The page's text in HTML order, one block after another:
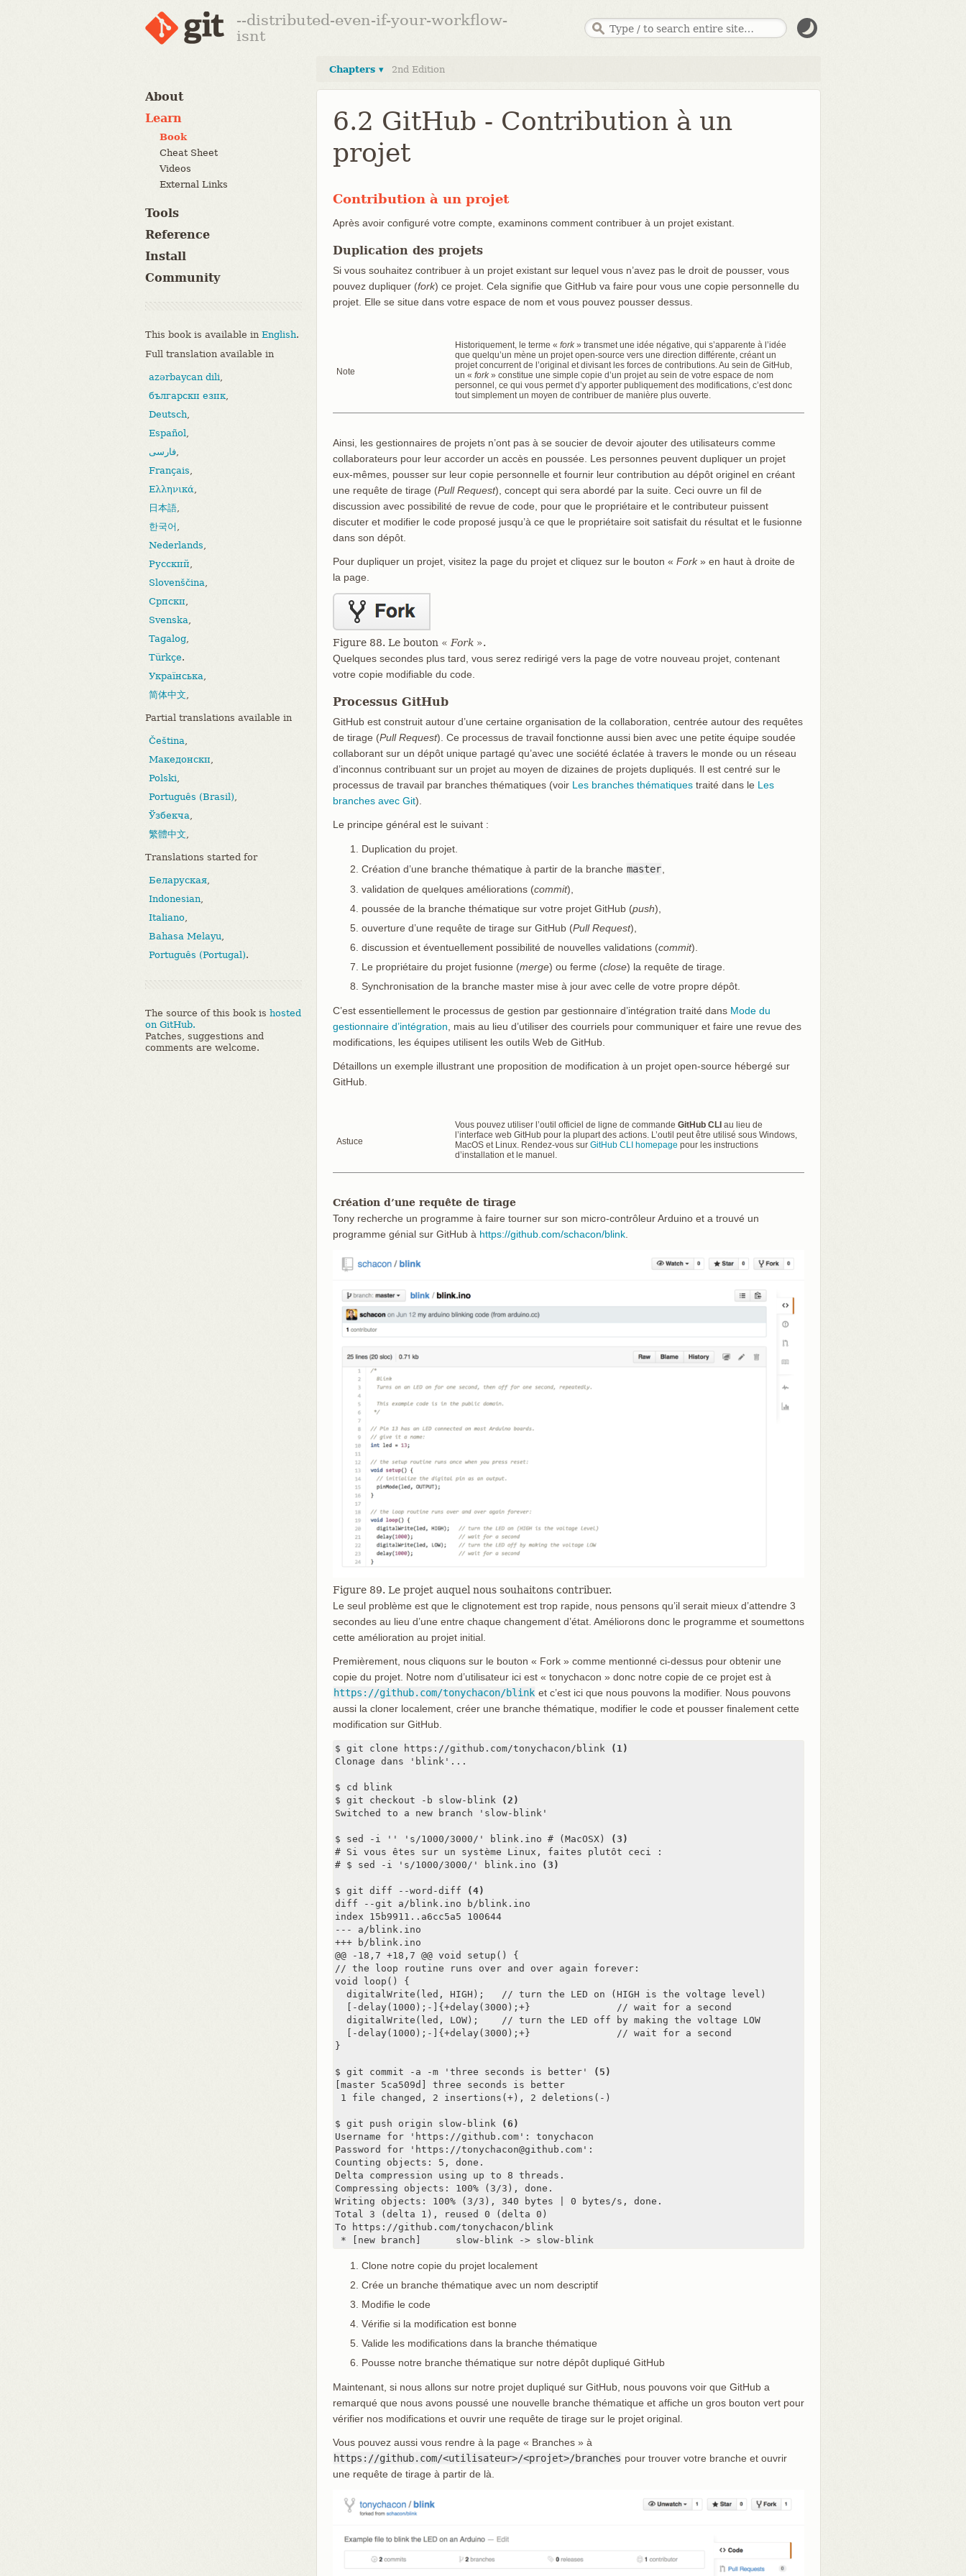
--distributed-even-if-your-workflow-
isnt
About
Learn
Book
Cheat Sheet
Videos
External Links
Tools
Reference
Install
Community
This book is available in English.
Full translation available in
azərbaycan dili,
български език,
Deutsch,
Español,
فارسی,
Français,
Ελληνικά,
日本語,
한국어 ,
Nederlands,
Русский,
Slovenščina,
Српски,
Svenska,
Tagalog,
Türkçe.
Українська,
简体中文,
Partial translations available in
Čeština,
Македонски,
Polski,
Português (Brasil),
Ўзбекча,
繁體中文,
Translations started for
Беларуская,
Indonesian,
Italiano,
Bahasa Melayu,
Português (Portugal).
The source of this book is hosted
on GitHub.
Patches, suggestions and
comments are welcome.
Chapters ▾ 2nd Edition
6.2 GitHub - Contribution à un
projet
Contribution à un projet
Après avoir configuré votre compte, examinons comment contribuer à un projet existant.
Duplication des projets
Si vous souhaitez contribuer à un projet existant sur lequel vous n’avez pas le droit de pousser, vous
pouvez dupliquer (fork) ce projet. Cela signifie que GitHub va faire pour vous une copie personnelle du
projet. Elle se situe dans votre espace de nom et vous pouvez pousser dessus.
Note
Historiquement, le terme « fork» transmet une idée négative, qui s’apparente à l’idée
que quelqu’un mène un projet open-source vers une direction différente, créant un
projet concurrent de l’original et divisant les forces de contributions. Au sein de GitHub,
un « fork» constitue une simple copie d’un projet au sein de votre espace de nom
personnel, ce qui vous permet d’y apporter publiquement des modifications, c’est donc
tout simplement un moyen de contribuer de manière plus ouverte.
Ainsi, les gestionnaires de projets n’ont pas à se soucier de devoir ajouter des utilisateurs comme
collaborateurs pour leur accorder un accès en poussée. Les personnes peuvent dupliquer un projet
eux-mêmes, pousser sur leur copie personnelle et fournir leur contribution au dépôt originel en créant
une requête de tirage (Pull Request), concept qui sera abordé par la suite. Ceci ouvre un fil de
discussion avec possibilité de revue de code, pour que le propriétaire et le contributeur puissent
discuter et modifier le code proposé jusqu’à ce que le propriétaire soit satisfait du résultat et le fusionne
dans son dépôt.
Pour dupliquer un projet, visitez la page du projet et cliquez sur le bouton « Fork» en haut à droite de
la page.
Figure 88. Le bouton « Fork ».
Quelques secondes plus tard, vous serez redirigé vers la page de votre nouveau projet, contenant
votre copie modifiable du code.
Processus GitHub
GitHub est construit autour d’une certaine organisation de la collaboration, centrée autour des requêtes
de tirage (Pull Request). Ce processus de travail fonctionne aussi bien avec une petite équipe soudée
collaborant sur un dépôt unique partagé qu’avec une société éclatée à travers le monde ou un réseau
d’inconnus contribuant sur un projet au moyen de dizaines de projets dupliqués. Il est centré sur le
processus de travail par branches thématiques (voir Les branches thématiques traité dans le Les
branches avec Git).
Le principe général est le suivant :
Duplication du projet.
Création d’une branche thématique à partir de la branche master
validation de quelques améliorations (commit),
poussée de la branche thématique sur votre projet GitHub (push),
ouverture d’une requête de tirage sur GitHub (Pull Request),
discussion et éventuellement possibilité de nouvelles validations (commit).
Le propriétaire du projet fusionne (merge) ou ferme (close) la requête de tirage.
Synchronisation de la branche master mise à jour avec celle de votre propre dépôt.
C’est essentiellement le processus de gestion par gestionnaire d’intégration traité dans Mode du
gestionnaire d’intégration , mais au lieu d’utiliser des courriels pour communiquer et faire une revue des
modifications, les équipes utilisent les outils Web de GitHub.
Détaillons un exemple illustrant une proposition de modification à un projet open-source hébergé sur
GitHub.
Astuce
Vous pouvez utiliser l’outil officiel de ligne de commande GitHub CLI au lieu de
l’interface web GitHub pour la plupart des actions. L’outil peut être utilisé sous Windows,
MacOS et Linux. Rendez-vous sur GitHub CLI homepage pour les instructions
d’installation et le manuel.
Création d’une requête de tirage
Tony recherche un programme à faire tourner sur son micro-contrôleur Arduino et a trouvé un
programme génial sur GitHub à https://github.com/schacon/blink
Figure 89. Le projet auquel nous souhaitons contribuer.
Le seul problème est que le clignotement est trop rapide, nous pensons qu’il serait mieux d’attendre 3
secondes au lieu d’une entre chaque changement d’état. Améliorons donc le programme et soumettons
cette amélioration au projet initial.
Premièrement, nous cliquons sur le bouton « Fork » comme mentionné ci-dessus pour obtenir une
copie du projet. Notre nom d’utilisateur ici est « tonychacon » donc notre copie de ce projet est à
https://github.com/tonychacon/blink et c’est ici que nous pouvons la modifier. Nous pouvons
aussi la cloner localement, créer une branche thématique, modifier le code et pousser finalement cette
modification sur GitHub.
$ git clone https://github.com/tonychacon/blink
(1)
Clonage dans 'blink'...
$ cd blink
$ git checkout -b slow-blink
(2)
Switched to a new branch 'slow-blink'
$ sed -i '' 's/1000/3000/' blink.ino # (MacOSX)
(3)
# Si vous êtes sur un système Linux, faites plutôt ceci :
# $ sed -i 's/1000/3000/' blink.ino
(3)
$ git diff --word-diff
(4)
diff --git a/blink.ino b/blink.ino
index 15b9911..a6cc5a5 100644
--- a/blink.ino
+++ b/blink.ino
@@ -18,7 +18,7 @@ void setup() {
// the loop routine runs over and over again forever:
void loop() {
  digitalWrite(led, HIGH);   // turn the LED on (HIGH is the voltage level)
  [-delay(1000);-]{+delay(3000);+}               // wait for a second
  digitalWrite(led, LOW);    // turn the LED off by making the voltage LOW
  [-delay(1000);-]{+delay(3000);+}               // wait for a second
}
$ git commit -a -m 'three seconds is better'
(5)
[master 5ca509d] three seconds is better
1 file changed, 2 insertions(+), 2 deletions(-)
$ git push origin slow-blink
(6)
Username for 'https://github.com': tonychacon
Password for 'https://tonychacon@github.com':
Counting objects: 5, done.
Delta compression using up to 8 threads.
Compressing objects: 100% (3/3), done.
Writing objects: 100% (3/3), 340 bytes | 0 bytes/s, done.
Total 3 (delta 1), reused 0 (delta 0)
To https://github.com/tonychacon/blink
* [new branch]      slow-blink -> slow-blink
Clone notre copie du projet localement
Crée un branche thématique avec un nom descriptif
Modifie le code
Vérifie si la modification est bonne
Valide les modifications dans la branche thématique
Pousse notre branche thématique sur notre dépôt dupliqué GitHub
Maintenant, si nous allons sur notre projet dupliqué sur GitHub, nous pouvons voir que GitHub a
remarqué que nous avons poussé une nouvelle branche thématique et affiche un gros bouton vert pour
vérifier nos modifications et ouvrir une requête de tirage sur le projet original.
Vous pouvez aussi vous rendre à la page « Branches » à
https://github.com/<utilisateur>/<projet>/branches pour trouver votre branche et ouvrir
une requête de tirage à partir de là.